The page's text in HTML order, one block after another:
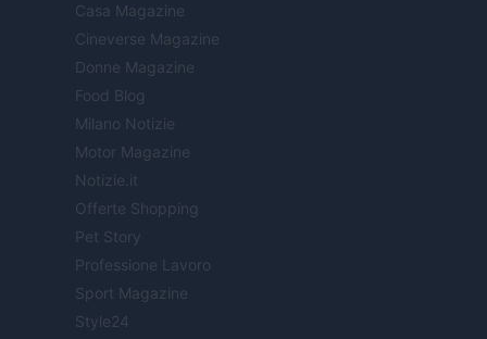
Casa Magazine
Cineverse Magazine
Donne Magazine
Food Blog
Milano Notizie
Motor Magazine
Notizie.it
Offerte Shopping
Pet Story
Professione Lavoro
Sport Magazine
Style24